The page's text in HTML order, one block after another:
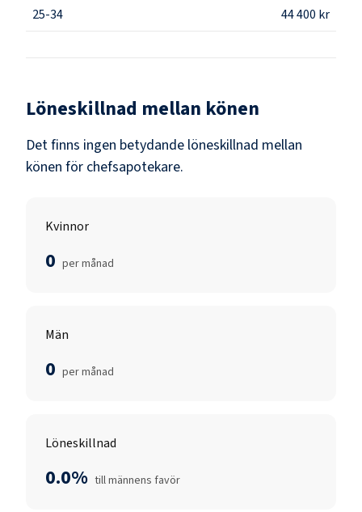
25-34
44 400 kr
Löneskillnad mellan könen
Det finns ingen betydande löneskillnad mellan
könen för chefsapotekare.
Kvinnor
0 per månad
Män
0 per månad
Löneskillnad
0.0% till männens favör